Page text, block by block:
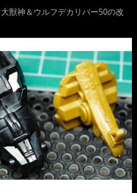
獣神＆ウルフデカリバー50の改